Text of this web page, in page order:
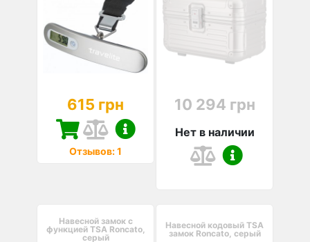
615 грн
Отзывов: 1
10 294 грн
Нет в наличии
Навесной замок с
функцией TSA Roncato,
серый
Навесной кодовый TSA
замок Roncato, серый